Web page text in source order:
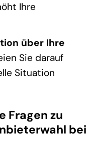
Ihre
über Ihre
Sie darauf
Situation
Fragen zu
bei